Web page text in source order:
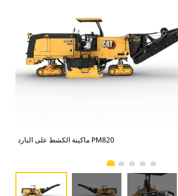
ماكينة الكشط على البارد PM820